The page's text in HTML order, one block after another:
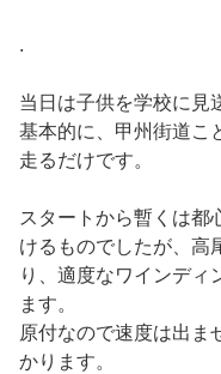
.
当日は子供を学校に見
基本的に、甲州街道こ
走るだけです。
スタートから暫くは都
けるものでしたが、高
り、適度なワインディ
ます。
原付なので速度は出ま
かります。